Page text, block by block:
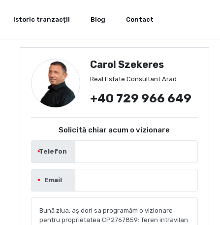
Istoric tranzacții Blog Contact
Carol Szekeres
Real Estate Consultant Arad
+40 729 966 649
Solicită chiar acum o vizionare
Telefon
Email